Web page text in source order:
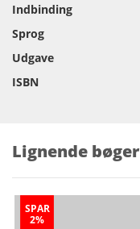
Indbinding
Sprog
Udgave
ISBN
Lignende bøger
SPAR
2%